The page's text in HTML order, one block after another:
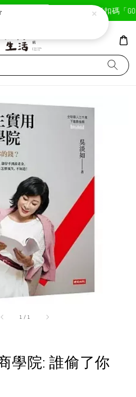
在去購物！ 首次註冊輸入折扣碼「
1 / 1
學院: 誰偷了你